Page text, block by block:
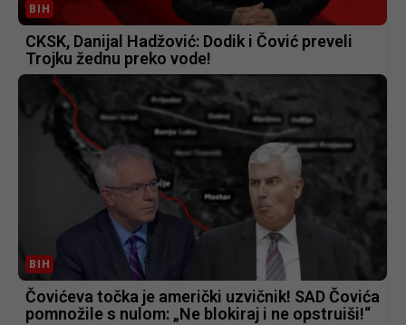
BIH
CKSK, Danijal Hadžović: Dodik i Čović preveli
Trojku žednu preko vode!
BIH
Čovićeva točka je američki uzvičnik! SAD Čovića
pomnožile s nulom: „Ne blokiraj i ne opstruiši!“